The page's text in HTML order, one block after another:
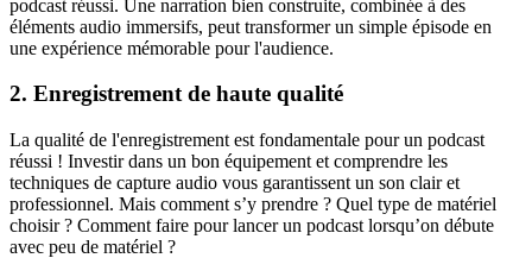
podcast réussi. Une narration bien construite, combinée à des
éléments audio immersifs, peut transformer un simple épisode en
une expérience mémorable pour l'audience.
2. Enregistrement de haute qualité
La qualité de l'enregistrement est fondamentale pour un podcast
réussi ! Investir dans un bon équipement et comprendre les
techniques de capture audio vous garantissent un son clair et
professionnel. Mais comment s’y prendre ? Quel type de matériel
choisir ? Comment faire pour lancer un podcast lorsqu’on débute
avec peu de matériel ?